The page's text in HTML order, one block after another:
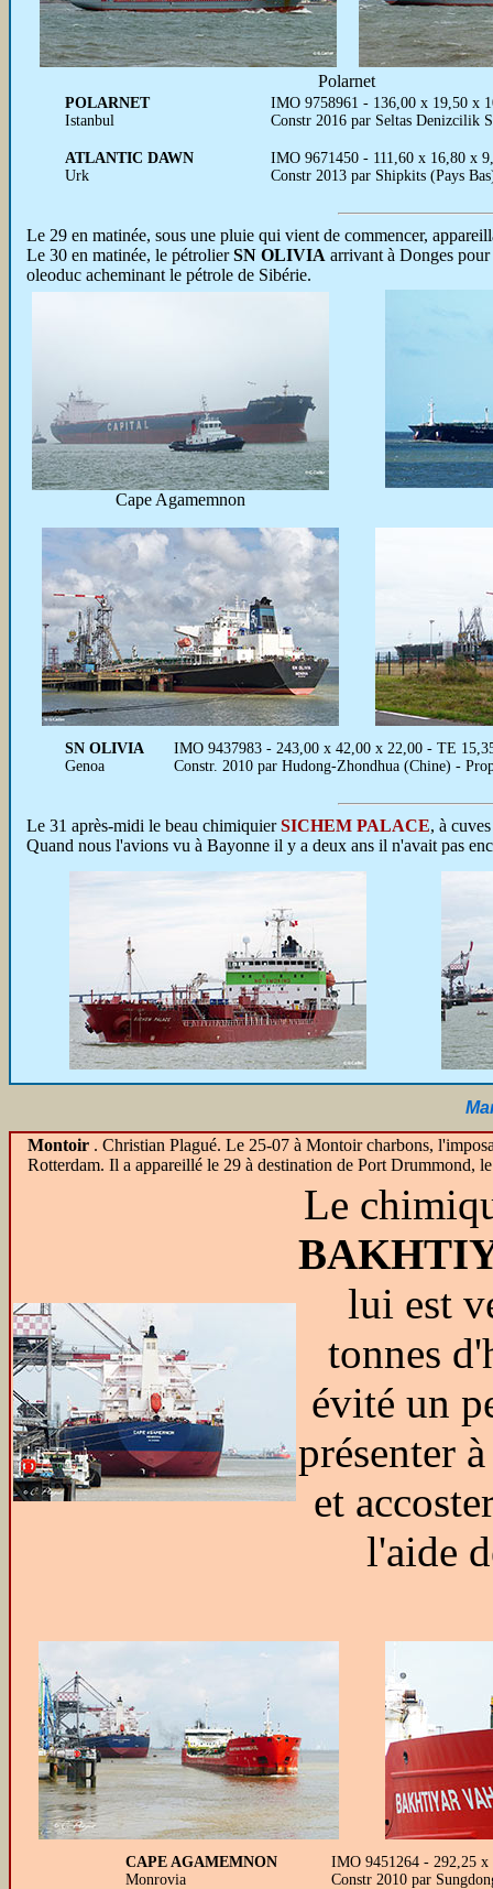
Polarnet
POLARNET
Istanbul
IMO 9758961 - 136,00 x 19,50 x
Constr 2016 par Seltas Denizcilik
ATLANTIC DAWN
Urk
IMO 9671450 - 111,60 x 16,80 x
Constr 2013 par Shipkits (Pays
Le 29 en matinée, sous une pluie qui vient de commencer,
Le 30 en matinée, le pétrolierSN OLIVIA arrivant à Donges
oleoduc acheminant le pétrole de Sibérie.
Cape Agamemnon
SN OLIVIA
Genoa
IMO 9437983 - 243,00 x 42,00 x 22,00 - TE
Constr. 2010 par Hudong-Zhondhua (Chine) -
Le 31 après-midi le beau chimiquierSICHEM PALACE, à
Quand nous l'avions vu à Bayonne il y a deux ans il n'avait pas
Montoir .Christian Plagué. Le 25-07 à Montoir charbons,
Rotterdam. Il a appareillé le 29 à destination de Port Drummond,
Le
lui est
tonnes
évité un
présenter
et
l'aide
CAPE AGAMEMNON
Monrovia
IMO 9451264 - 292,25
Constr 2010 par